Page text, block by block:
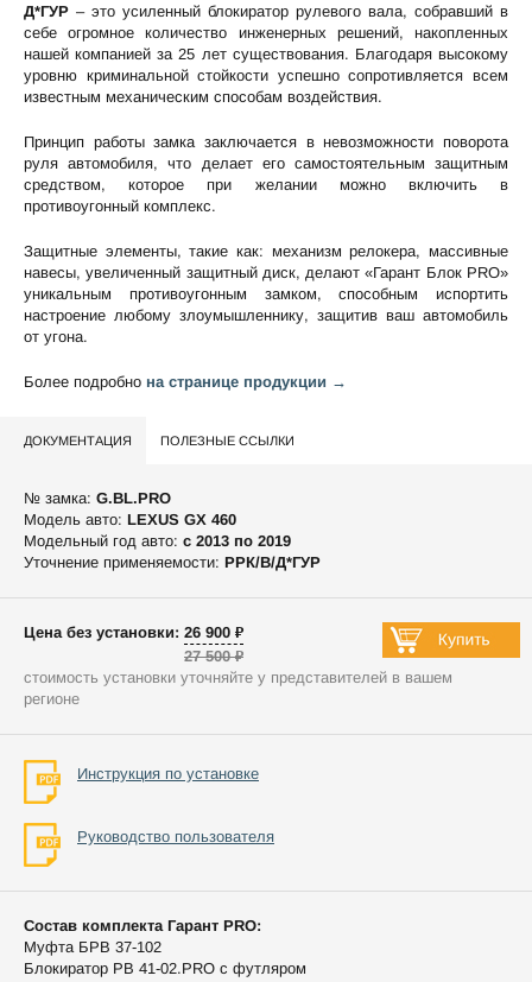
Д*ГУР – это усиленный блокиратор рулевого вала, собравший в
себе огромное количество инженерных решений, накопленных
нашей компанией за 25 лет существования. Благодаря высокому
уровню криминальной стойкости успешно сопротивляется всем
известным механическим способам воздействия.
Принцип работы замка заключается в невозможности поворота
руля автомобиля, что делает его самостоятельным защитным
средством, которое при желании можно включить в
противоугонный комплекс.
Защитные элементы, такие как: механизм релокера, массивные
навесы, увеличенный защитный диск, делают «Гарант Блок PRO»
уникальным противоугонным замком, способным испортить
настроение любому злоумышленнику, защитив ваш автомобиль
от угона.
Более подробно на странице продукции →
ДОКУМЕНТАЦИЯ ПОЛЕЗНЫЕ ССЫЛКИ
№ замка: G.BL.PRO
Модель авто: LEXUS GX 460
Модельный год авто: c 2013 по 2019
Уточнение применяемости: РРК/В/Д*ГУР
Цена без установки: 26 900 ₽
27 500 ₽
стоимость установки уточняйте у представителей в вашем
регионе
Инструкция по установке
Руководство пользователя
Состав комплекта Гарант PRO:
Муфта БРВ 37-102
Блокиратор РВ 41-02.PRO с футляром